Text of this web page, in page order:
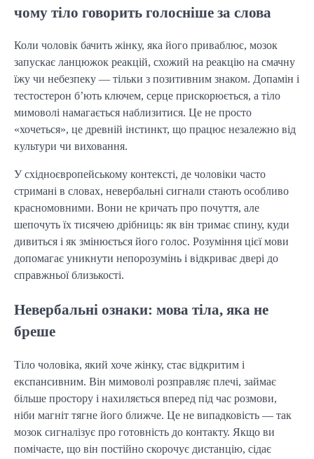
чому тіло говорить голосніше за слова
Коли чоловік бачить жінку, яка його приваблює, мозок
запускає ланцюжок реакцій, схожий на реакцію на смачну
їжу чи небезпеку — тільки з позитивним знаком. Допамін і
тестостерон б’ють ключем, серце прискорюється, а тіло
мимоволі намагається наблизитися. Це не просто
«хочеться», це древній інстинкт, що працює незалежно від
культури чи виховання.
У східноєвропейському контексті, де чоловіки часто
стримані в словах, невербальні сигнали стають особливо
красномовними. Вони не кричать про почуття, але
шепочуть їх тисячею дрібниць: як він тримає спину, куди
дивиться і як змінюється його голос. Розуміння цієї мови
допомагає уникнути непорозумінь і відкриває двері до
справжньої близькості.
Невербальні ознаки: мова тіла, яка не
бреше
Тіло чоловіка, який хоче жінку, стає відкритим і
експансивним. Він мимоволі розправляє плечі, займає
більше простору і нахиляється вперед під час розмови,
ніби магніт тягне його ближче. Це не випадковість — так
мозок сигналізує про готовність до контакту. Якщо ви
помічаєте, що він постійно скорочує дистанцію, сідає